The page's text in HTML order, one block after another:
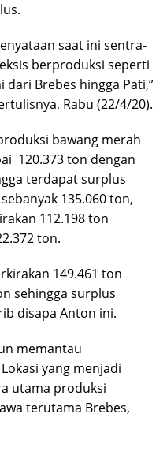
saat ini sentra-
berproduksi seperti
dari Brebes hingga Pati,”
Rabu (22/4/20).
bawang merah
120.373 ton dengan
terdapat surplus
135.060 ton,
112.198 ton
ton.
149.461 ton
sehingga surplus
disapa Anton ini.
memantau
yang menjadi
utama produksi
terutama Brebes,